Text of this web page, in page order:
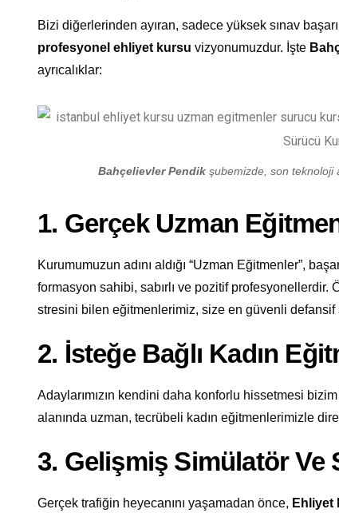
Bizi diğerlerinden ayıran, sadece yüksek sınav
profesyonel ehliyet kursu vizyonumuzdur. İşte
ayrıcalıklar:
Bahçelievler Pendikşubemizde, son teknoloji
1. Gerçek Uzman
Kurumumuzun adını aldığı “Uzman Eğitmenler”,
formasyon sahibi, sabırlı ve pozitif profesyonellerdir.
stresini bilen eğitmenlerimiz, size en güvenli defansif
2. İsteğe Bağlı Kadın
Adaylarımızın kendini daha konforlu hissetmesi
alanında uzman, tecrübeli kadın eğitmenlerimizle
3. Gelişmiş Simülatör Ve
Gerçek trafiğin heyecanını yaşamadan önce, Ehliyet